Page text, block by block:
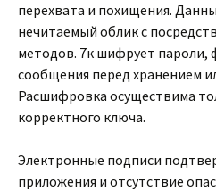
перехвата и похищения.
нечитаемый облик с
методов. 7к шифрует пароли,
сообщения перед хранением
Расшифровка осуществима
корректного ключа.
Электронные подписи
приложения и отсутствие